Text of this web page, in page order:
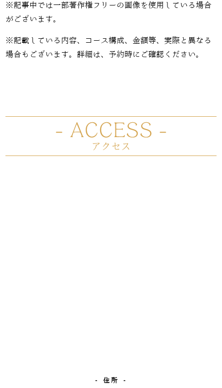
※記事中では一部著作権フリーの画像を使用している場合
がございます。
※記載している内容、コース構成、金額等、実際と異なる
場合もございます。詳細は、予約時にご確認ください。
- 住所 -